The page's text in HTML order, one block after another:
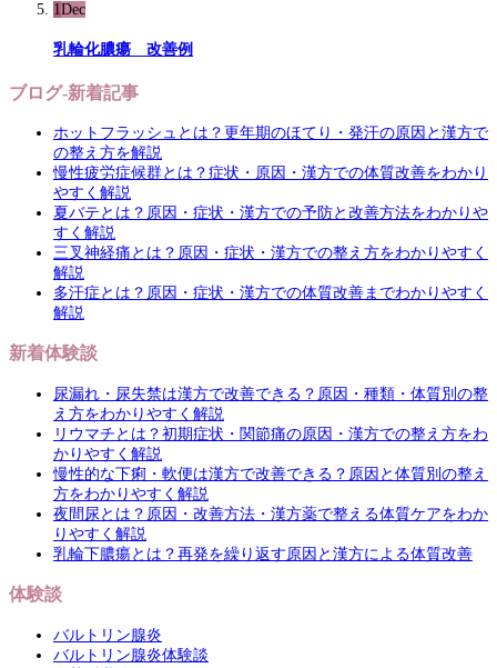
1Dec
乳輪化膿瘍 改善例
ブログ-新着記事
ホットフラッシュとは？更年期のほてり・発汗の原因と漢方で
の整え方を解説
慢性疲労症候群とは？症状・原因・漢方での体質改善をわかり
やすく解説
夏バテとは？原因・症状・漢方での予防と改善方法をわかりや
すく解説
三叉神経痛とは？原因・症状・漢方での整え方をわかりやすく
解説
多汗症とは？原因・症状・漢方での体質改善までわかりやすく
解説
新着体験談
尿漏れ・尿失禁は漢方で改善できる？原因・種類・体質別の整
え方をわかりやすく解説
リウマチとは？初期症状・関節痛の原因・漢方での整え方をわ
かりやすく解説
慢性的な下痢・軟便は漢方で改善できる？原因と体質別の整え
方をわかりやすく解説
夜間尿とは？原因・改善方法・漢方薬で整える体質ケアをわか
りやすく解説
乳輪下膿瘍とは？再発を繰り返す原因と漢方による体質改善
体験談
バルトリン腺炎
バルトリン腺炎体験談